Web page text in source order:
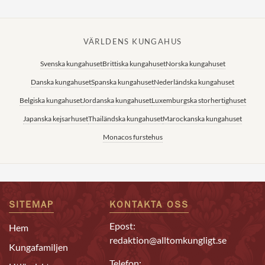
VÄRLDENS KUNGAHUS
Svenska kungahusetBrittiska kungahusetNorska kungahuset
Danska kungahusetSpanska kungahusetNederländska kungahuset
Belgiska kungahusetJordanska kungahusetLuxemburgska storhertighuset
Japanska kejsarhusetThailändska kungahusetMarockanska kungahuset
Monacos furstehus
SITEMAP
Hem
Kungafamiljen
KONTAKTA OSS
Epost:
redaktion@alltomkungligt.se